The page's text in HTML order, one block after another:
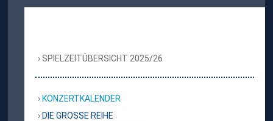
SPIELZEITÜBERSICHT 2025/26
KONZERTKALENDER
DIE GROSSE REIHE